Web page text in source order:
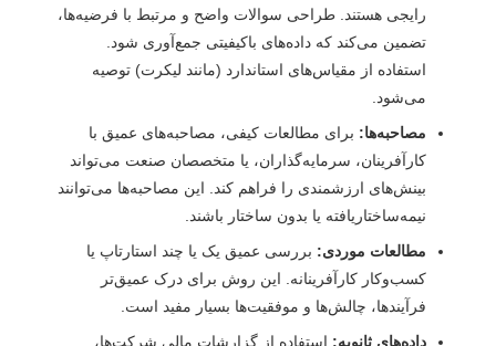
رایجی هستند. طراحی سوالات واضح و مرتبط با فرضیه‌ها،
تضمین می‌کند که داده‌های باکیفیتی جمع‌آوری شود.
استفاده از مقیاس‌های استاندارد (مانند لیکرت) توصیه
می‌شود.
مصاحبه‌ها:برای مطالعات کیفی، مصاحبه‌های عمیق با
کارآفرینان، سرمایه‌گذاران، یا متخصصان صنعت می‌تواند
بینش‌های ارزشمندی را فراهم کند. این مصاحبه‌ها می‌توانند
نیمه‌ساختاریافته یا بدون ساختار باشند.
مطالعات موردی:بررسی عمیق یک یا چند استارتاپ یا
کسب‌وکار کارآفرینانه. این روش برای درک عمیق‌تر
فرآیندها، چالش‌ها و موفقیت‌ها بسیار مفید است.
داده‌های ثانویه:استفاده از گزارشات مالی شرکت‌ها،